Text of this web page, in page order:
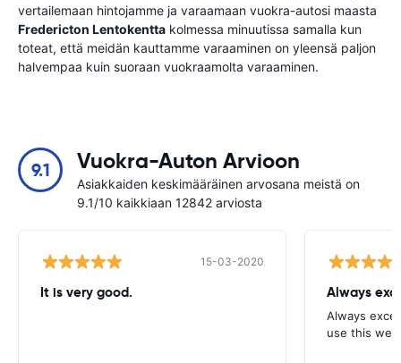
vertailemaan hintojamme ja varaamaan vuokra-autosi maasta
Fredericton Lentokentta kolmessa minuutissa samalla kun
toteat, että meidän kauttamme varaaminen on yleensä paljon
halvempaa kuin suoraan vuokraamolta varaaminen.
9.1 Vuokra-Auton Arvioon
Asiakkaiden keskimääräinen arvosana meistä on
9.1/10 kaikkiaan 12842 arviosta
15-03-2020
It is very good. Always
Always
use this